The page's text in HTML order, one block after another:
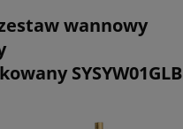
wannowy
SYSYW01GLB